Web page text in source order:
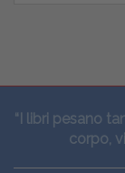
“I libri pesano
corpo,